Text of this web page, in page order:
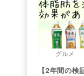
グルメ
【2年間の